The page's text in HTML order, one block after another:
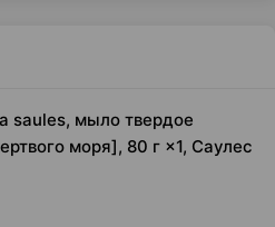
saules, мыло твердое
моря], 80 г ×1, Саулес